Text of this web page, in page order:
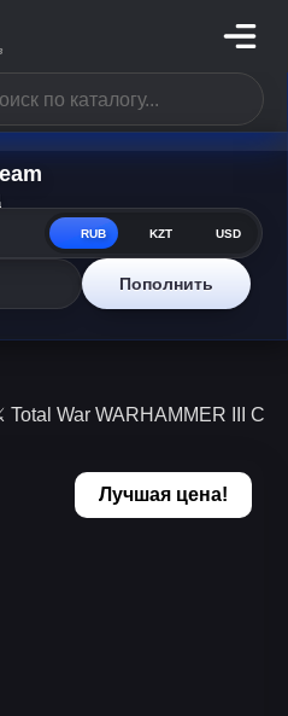
RUB KZT USD
Пополнить
Total War WARHAMMER III
Лучшая цена!